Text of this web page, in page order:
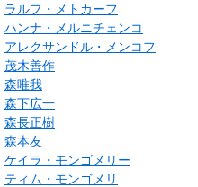
ラルフ・メトカーフ
ハンナ・メルニチェンコ
アレクサンドル・メンコフ
茂木善作
森唯我
森下広一
森長正樹
森本友
ケイラ・モンゴメリー
ティム・モンゴメリ